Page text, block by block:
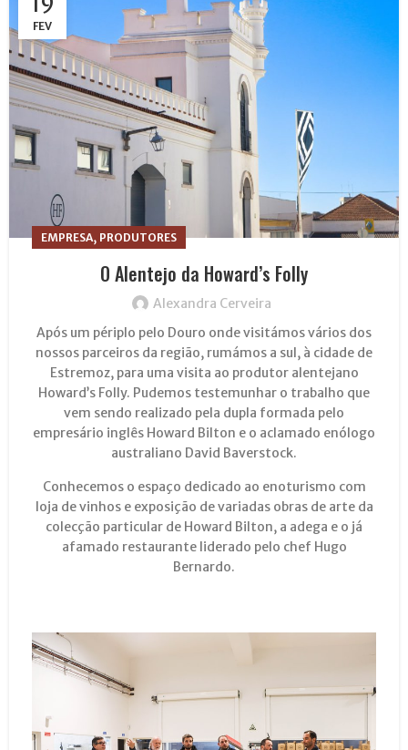
FEV
EMPRESA, PRODUTORES
O Alentejo da Howard’s Folly
Alexandra Cerveira
Após um périplo pelo Douro onde visitámos vários dos
nossos parceiros da região, rumámos a sul, à cidade de
Estremoz, para uma visita ao produtor alentejano
Howard’s Folly. Pudemos testemunhar o trabalho que
vem sendo realizado pela dupla formada pelo
empresário inglês Howard Bilton e o aclamado enólogo
australiano David Baverstock.
Conhecemos o espaço dedicado ao enoturismo com
loja de vinhos e exposição de variadas obras de arte da
colecção particular de Howard Bilton, a adega e o já
afamado restaurante liderado pelo chef Hugo
Bernardo.